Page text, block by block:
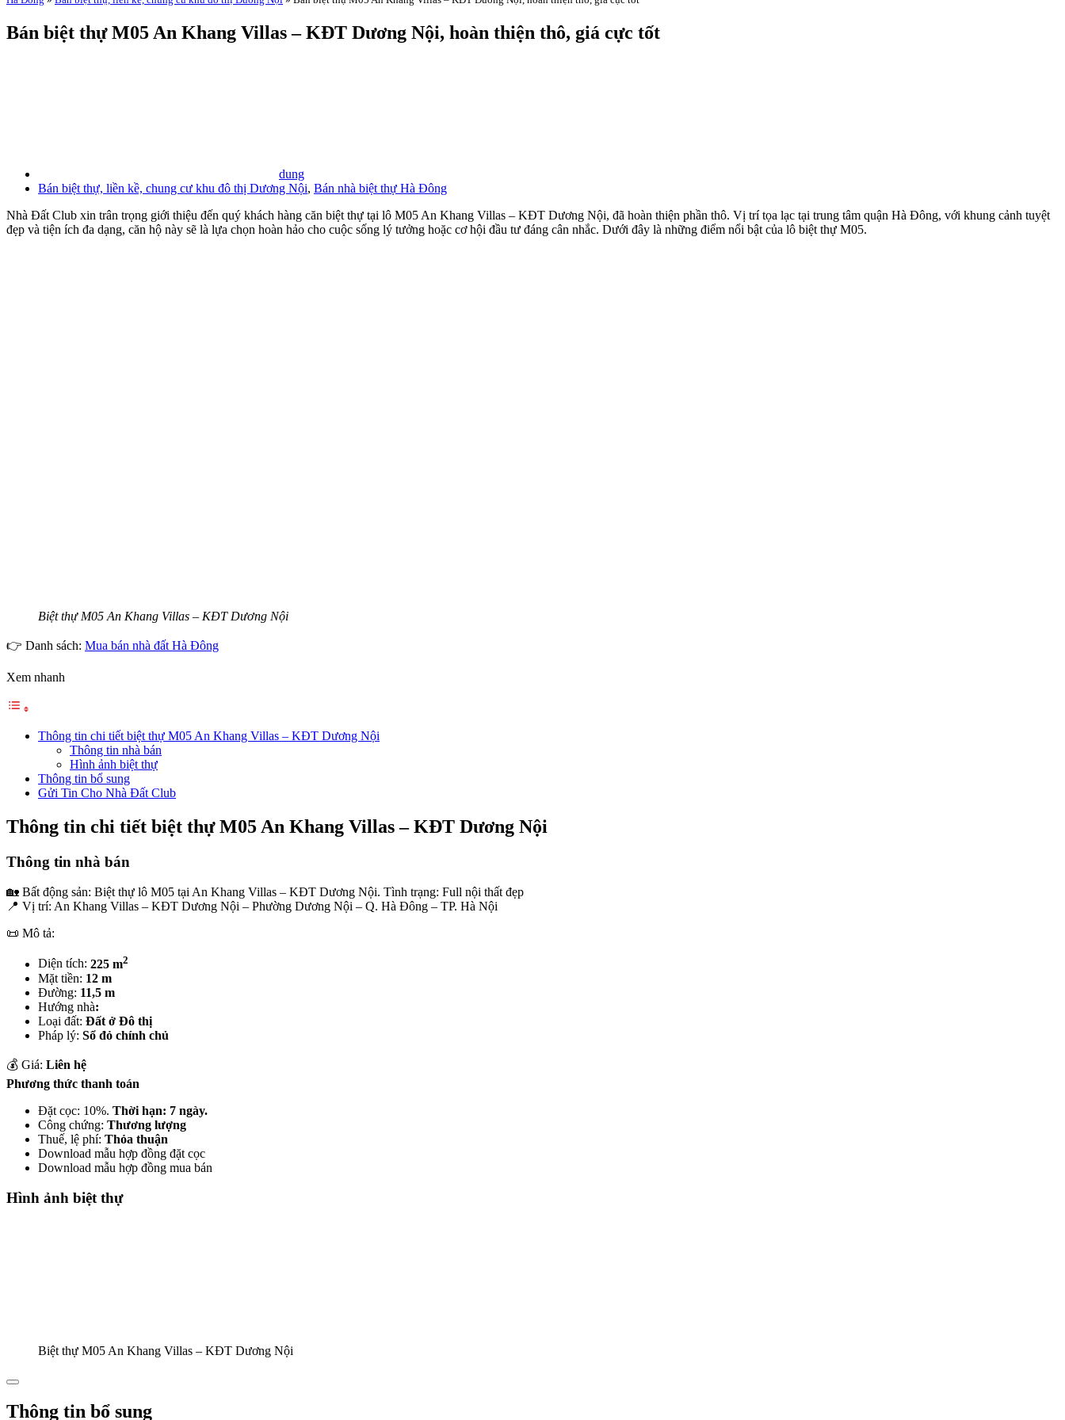
Bán biệt thự M05 An Khang Villas – KĐT Dương Nội, hoàn thiện thô, giá cực tốt
dung
Bán biệt thự, liền kề, chung cư khu đô thị Dương Nội, Bán nhà biệt thự Hà Đông
Nhà Đất Club xin trân trọng giới thiệu đến quý khách hàng căn biệt thự tại lô M05 An Khang Villas – KĐT Dương Nội, đã hoàn thiện phần thô. Vị trí tọa lạc tại trung tâm quận Hà Đông, với khung cảnh tuyệt
đẹp và tiện ích đa dạng, căn hộ này sẽ là lựa chọn hoàn hảo cho cuộc sống lý tưởng hoặc cơ hội đầu tư đáng cân nhắc. Dưới đây là những điểm nổi bật của lô biệt thự M05.
Biệt thự M05 An Khang Villas – KĐT Dương Nội
👉 Danh sách: Mua bán nhà đất Hà Đông
Xem nhanh
Thông tin chi tiết biệt thự M05 An Khang Villas – KĐT Dương Nội
Thông tin nhà bán
Hình ảnh biệt thự
Thông tin bổ sung
Gửi Tin Cho Nhà Đất Club
Thông tin chi tiết biệt thự M05 An Khang Villas – KĐT Dương Nội
Thông tin nhà bán
🏡 Bất động sản: Biệt thự lô M05 tại An Khang Villas – KĐT Dương Nội. Tình trạng: Full nội thất đẹp
📍 Vị trí: An Khang Villas – KĐT Dương Nội – Phường Dương Nội – Q. Hà Đông – TP. Hà Nội
📜 Mô tả:
Diện tích: 225 m2
Mặt tiền: 12 m
Đường: 11,5 m
Hướng nhà:
Loại đất: Đất ở Đô thị
Pháp lý: Sổ đỏ chính chủ
💰 Giá: Liên hệ
Phương thức thanh toán
Đặt cọc: 10%. Thời hạn: 7 ngày.
Công chứng: Thương lượng
Thuế, lệ phí: Thỏa thuận
Download mẫu hợp đồng đặt cọc
Download mẫu hợp đồng mua bán
Hình ảnh biệt thự
Biệt thự M05 An Khang Villas – KĐT Dương Nội
Thông tin bổ sung